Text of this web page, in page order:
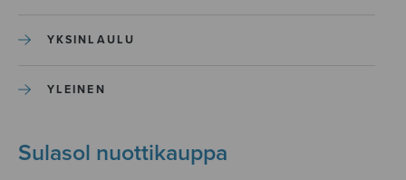
YKSINLAULU
YLEINEN
Sulasol nuottikauppa